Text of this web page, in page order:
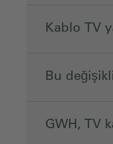
Kablo TV
Bu
GWH, TV